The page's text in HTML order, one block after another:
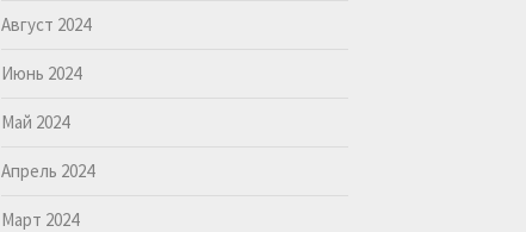
Август 2024
Июнь 2024
Май 2024
Апрель 2024
Март 2024